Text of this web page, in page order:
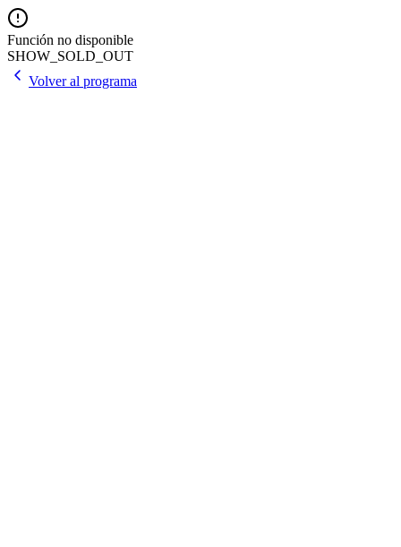
Función no disponible
SHOW_SOLD_OUT
Volver al programa